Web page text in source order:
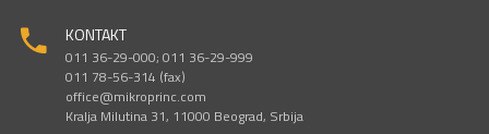
KONTAKT
011 36-29-000; 011 36-29-999
011 78-56-314 (fax)
office@mikroprinc.com
Kralja Milutina 31, 11000 Beograd, Srbija